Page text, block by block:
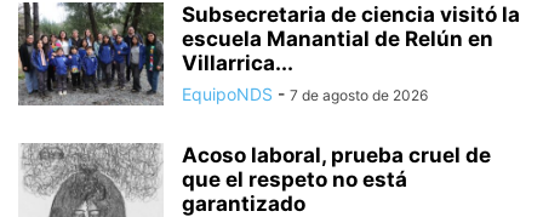
Subsecretaria de ciencia visitó la
escuela Manantial de Relún en
Villarrica...
EquipoNDS - 7 de agosto de 2026
Acoso laboral, prueba cruel de
que el respeto no está
garantizado